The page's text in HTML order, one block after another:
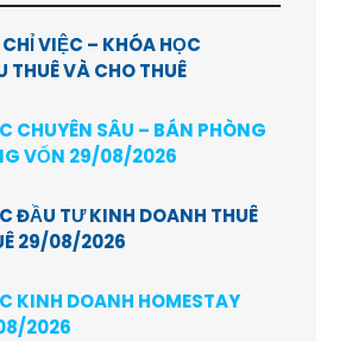
VIỆC – KHÓA HỌC
THUÊ VÀ CHO THUÊ
CHUYÊN SÂU – BÁN PHÒNG
VỐN 29/08/2026
ĐẦU TƯ KINH DOANH THUÊ
29/08/2026
KINH DOANH HOMESTAY
2026